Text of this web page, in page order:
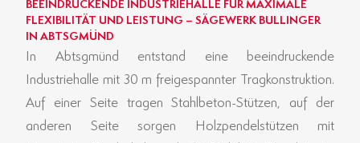
BEEINDRUCKENDE INDUSTRIEHALLE FÜR MAXIMALE
FLEXIBILITÄT UND LEISTUNG – SÄGEWERK BULLINGER
IN ABTSGMÜND
In Abtsgmünd entstand eine beeindruckende
Industriehalle mit 30 m freigespannter Tragkonstruktion.
Auf einer Seite tragen Stahlbeton-Stützen, auf der
anderen Seite sorgen Holzpendelstützen mit